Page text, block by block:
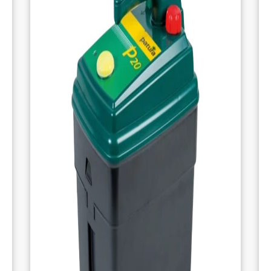
considérablement les besoins en
maintenance. Cela se traduit par un gain de
temps, une économie sur les remplacements
et une meilleure efficacité de votre clôture.
CARACTÉRISTIQUES TECHNIQUES
: Isolateur pour clôture permanente
Conditionnement: Lot de 25
Matériau
: Plastique haute résistance,
traité anti-UV
Montage : À fixer avec des crampillons ou
Utilisation: Sections droites, coins ou
débuts de ligne